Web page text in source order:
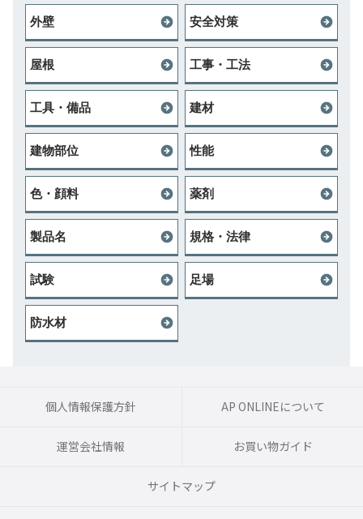
外壁 安全対策
屋根 工事・工法
工具・備品 建材
建物部位 性能
色・顔料 薬剤
製品名 規格・法律
試験 足場
防水材
個人情報保護方針 AP ONLINEについて
運営会社情報 お買い物ガイド
サイトマップ